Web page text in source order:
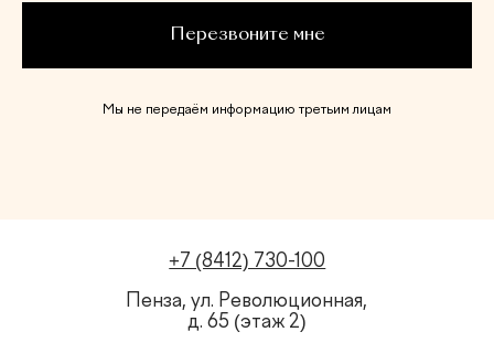
Перезвоните мне
Мы не передаём информацию третьим лицам